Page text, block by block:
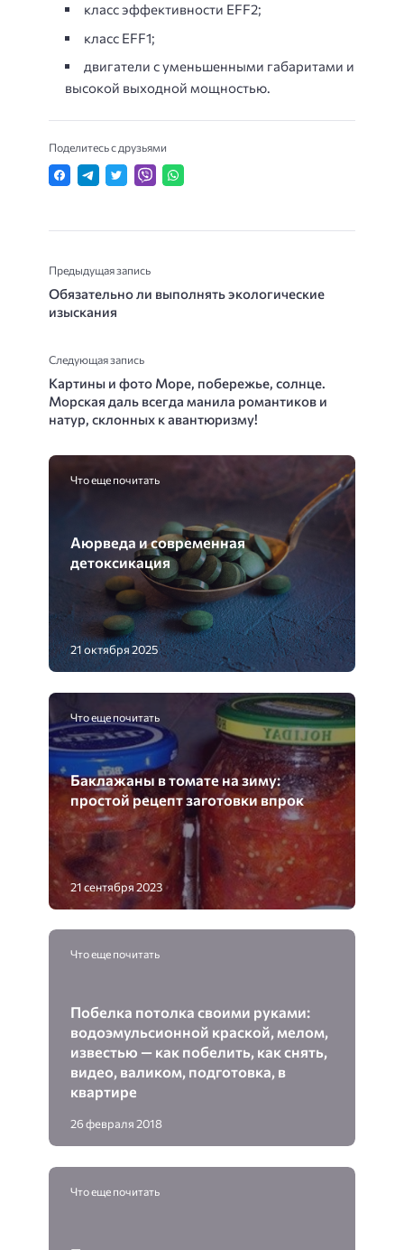
класс эффективности EFF2;
класс EFF1;
двигатели с уменьшенными габаритами и
высокой выходной мощностью.
Поделитесь с друзьями
Предыдущая запись
Обязательно ли выполнять экологические
изыскания
Следующая запись
Картины и фото Море, побережье, солнце.
Морская даль всегда манила романтиков и
натур, склонных к авантюризму!
Что еще почитать
Аюрведа и современная
детоксикация
21 октября 2025
Что еще почитать
Баклажаны в томате на зиму:
простой рецепт заготовки впрок
21 сентября 2023
Что еще почитать
Побелка потолка своими руками:
водоэмульсионной краской, мелом,
известью — как побелить, как снять,
видео, валиком, подготовка, в
квартире
26 февраля 2018
Что еще почитать